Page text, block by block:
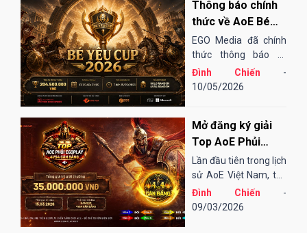
Online qua nền tảng
EGOPLAY, các trận
bán kết và chung...
Thông báo chính
thức về AoE Bé
Yêu Cup 2026
EGO Media đã chính
thức thông báo tổ
chức giải đấu AoE Bé
Yêu Cup 2026 (lần
Đình Chiến -
10/05/2026
Mở đăng ký giải
Top AoE Phủi
EGOPLAY - 4vs4
Cân bằng
Lần đầu tiên trong lịch
sử AoE Việt Nam, thể
thức "4vs4 Cân bằng"
được áp dụng trong
Đình Chiến -
09/03/2026